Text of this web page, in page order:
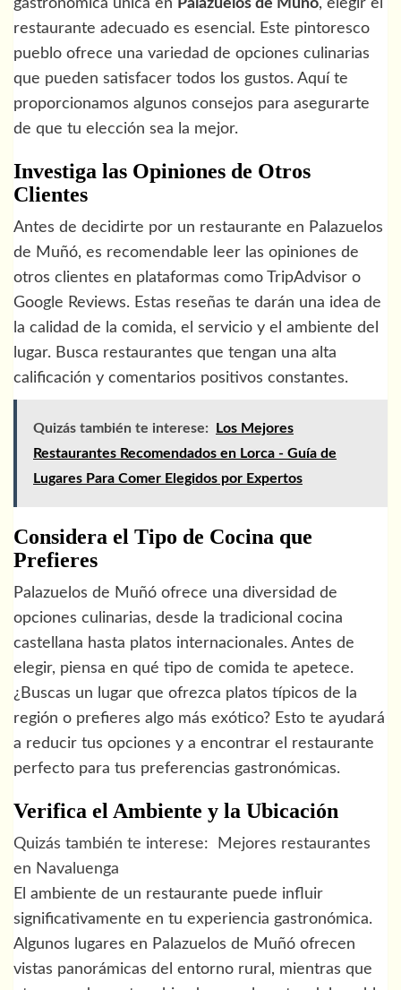
gastronómica única en Palazuelos de Muñó, elegir el
restaurante adecuado es esencial. Este pintoresco
pueblo ofrece una variedad de opciones culinarias
que pueden satisfacer todos los gustos. Aquí te
proporcionamos algunos consejos para asegurarte
de que tu elección sea la mejor.
Investiga las Opiniones de Otros
Clientes
Antes de decidirte por un restaurante en Palazuelos
de Muñó, es recomendable leer las opiniones de
otros clientes en plataformas como TripAdvisor o
Google Reviews. Estas reseñas te darán una idea de
la calidad de la comida, el servicio y el ambiente del
lugar. Busca restaurantes que tengan una alta
calificación y comentarios positivos constantes.
Quizás también te interese:
Los Mejores
Restaurantes Recomendados en Lorca - Guía de
Lugares Para Comer Elegidos por Expertos
Considera el Tipo de Cocina que
Prefieres
Palazuelos de Muñó ofrece una diversidad de
opciones culinarias, desde la tradicional cocina
castellana hasta platos internacionales. Antes de
elegir, piensa en qué tipo de comida te apetece.
¿Buscas un lugar que ofrezca platos típicos de la
región o prefieres algo más exótico? Esto te ayudará
a reducir tus opciones y a encontrar el restaurante
perfecto para tus preferencias gastronómicas.
Verifica el Ambiente y la Ubicación
Quizás también te interese:
Mejores restaurantes
en Navaluenga
El ambiente de un restaurante puede influir
significativamente en tu experiencia gastronómica.
Algunos lugares en Palazuelos de Muñó ofrecen
vistas panorámicas del entorno rural, mientras que